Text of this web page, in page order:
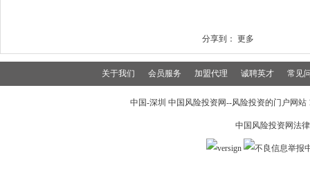
分享到： 更多
关于我们 会员服务 加盟代理 诚聘英才 常见
中国-深圳 中国风险投资网--风险投资的门户网
中国风险投资网法